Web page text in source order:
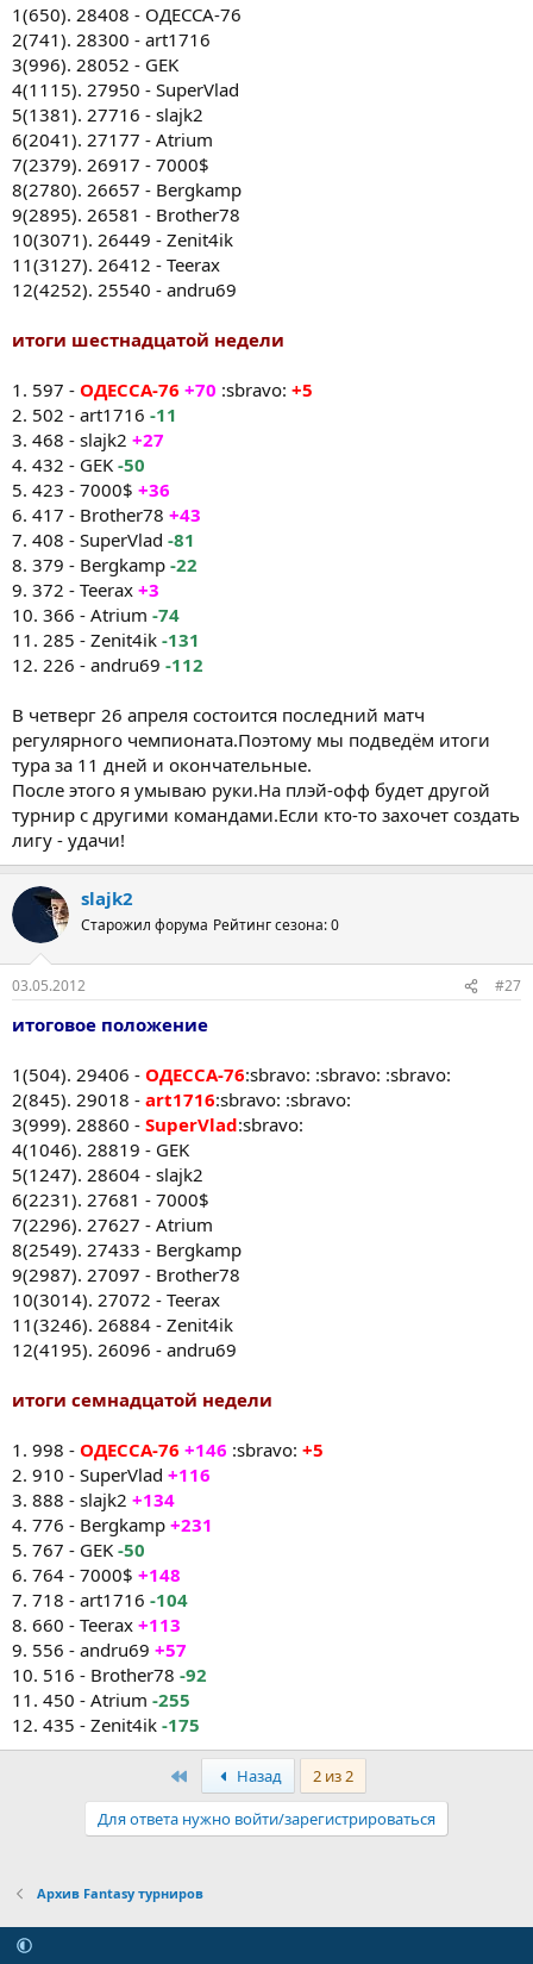
1(650). 28408 - ОДЕССА-76
2(741). 28300 - art1716
3(996). 28052 - GEK
4(1115). 27950 - SuperVlad
5(1381). 27716 - slajk2
6(2041). 27177 - Atrium
7(2379). 26917 - 7000$
8(2780). 26657 - Bergkamp
9(2895). 26581 - Brother78
10(3071). 26449 - Zenit4ik
11(3127). 26412 - Teerax
12(4252). 25540 - andru69
итоги шестнадцатой недели
1. 597 - ОДЕССА-76 +70 :sbravo: +5
2. 502 - art1716 -11
3. 468 - slajk2 +27
4. 432 - GEK -50
5. 423 - 7000$ +36
6. 417 - Brother78 +43
7. 408 - SuperVlad -81
8. 379 - Bergkamp -22
9. 372 - Teerax +3
10. 366 - Atrium -74
11. 285 - Zenit4ik -131
12. 226 - andru69 -112
В четверг 26 апреля состоится последний матч
регулярного чемпионата.Поэтому мы подведём итоги
тура за 11 дней и окончательные.
После этого я умываю руки.На плэй-офф будет другой
турнир с другими командами.Если кто-то захочет создать
лигу - удачи!
slajk2
Старожил форума Рейтинг сезона: 0
03.05.2012 #27
итоговое положение
1(504). 29406 - ОДЕССА-76:sbravo: :sbravo: :sbravo:
2(845). 29018 - art1716:sbravo: :sbravo:
3(999). 28860 - SuperVlad:sbravo:
4(1046). 28819 - GEK
5(1247). 28604 - slajk2
6(2231). 27681 - 7000$
7(2296). 27627 - Atrium
8(2549). 27433 - Bergkamp
9(2987). 27097 - Brother78
10(3014). 27072 - Teerax
11(3246). 26884 - Zenit4ik
12(4195). 26096 - andru69
итоги семнадцатой недели
1. 998 - ОДЕССА-76 +146 :sbravo: +5
2. 910 - SuperVlad +116
3. 888 - slajk2 +134
4. 776 - Bergkamp +231
5. 767 - GEK -50
6. 764 - 7000$ +148
7. 718 - art1716 -104
8. 660 - Teerax +113
9. 556 - andru69 +57
10. 516 - Brother78 -92
11. 450 - Atrium -255
12. 435 - Zenit4ik -175
ПервыйНазад
2 из 2
Для ответа нужно войти/зарегистрироваться
Архив Fantasy турниров